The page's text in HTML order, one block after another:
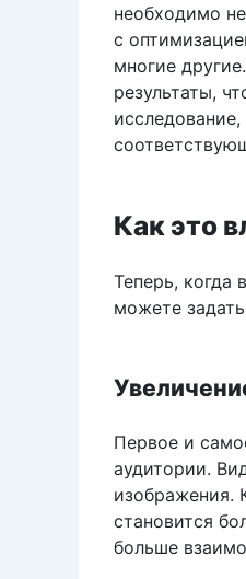
необходимо
с
многие
результаты,
Как это
Теперь, когда
можете
Первое и
аудитории.
изображения.
становится
больше